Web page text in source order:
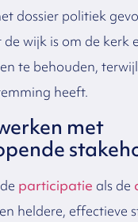
dossier politiek
wijk is om de kerk
te behouden,
heeft.
met
participatie als de
heldere, effectieve